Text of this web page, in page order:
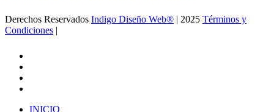
Derechos Reservados Indigo Diseño Web® | 2025 Términos y
Condiciones |
Close
INICIO